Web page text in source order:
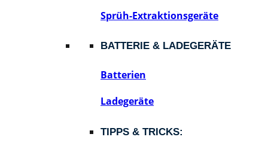
Sprüh-Extraktionsgeräte
BATTERIE & LADEGERÄTE
Batterien
Ladegeräte
TIPPS & TRICKS: